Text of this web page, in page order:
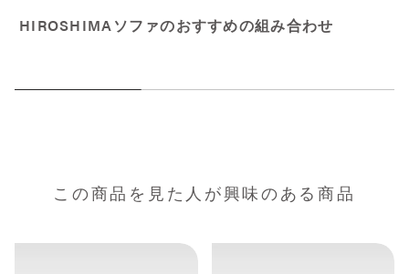
HIROSHIMAソファのおすすめの組み合わせ
この商品を見た人が興味のある商品